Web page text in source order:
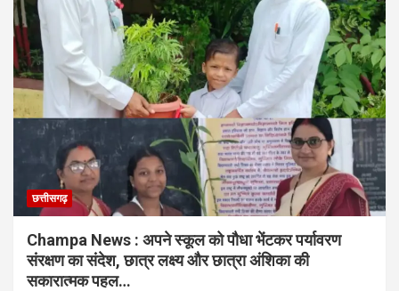
छत्तीसगढ़
Champa News : अपने स्कूल को पौधा भेंटकर पर्यावरण
संरक्षण का संदेश, छात्र लक्ष्य और छात्रा अंशिका की
सकारात्मक पहल…